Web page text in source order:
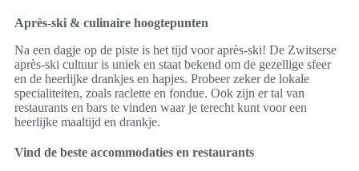
Après-ski & culinaire hoogtepunten
Na een dagje op de piste is het tijd voor après-ski! De Zwitserse
après-ski cultuur is uniek en staat bekend om de gezellige sfeer
en de heerlijke drankjes en hapjes. Probeer zeker de lokale
specialiteiten, zoals raclette en fondue. Ook zijn er tal van
restaurants en bars te vinden waar je terecht kunt voor een
heerlijke maaltijd en drankje.
Vind de beste accommodaties en restaurants